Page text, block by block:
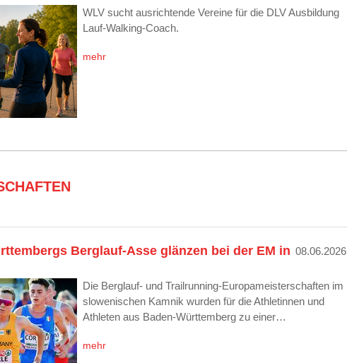
WLV sucht ausrichtende Vereine für die DLV Ausbildung
Lauf-Walking-Coach.
mehr
Berglauf-Asse glänzen bei der EM in 08.06.2026
Die Berglauf- und Trailrunning-Europameisterschaften im
slowenischen Kamnik wurden für die Athletinnen und
Athleten aus Baden-Württemberg zu einer…
mehr